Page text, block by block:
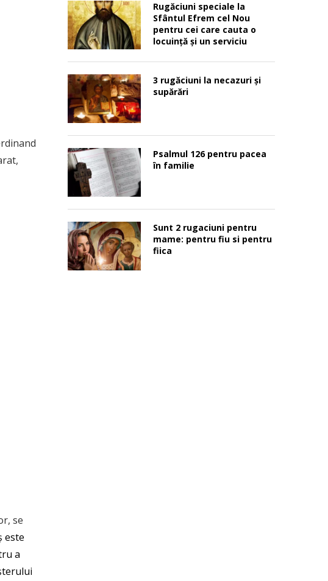
se
este
a
Rugăciuni speciale la
Sfântul Efrem cel Nou
pentru cei care cauta o
locuinţă şi un serviciu
3 rugăciuni la necazuri și
supărări
Psalmul 126 pentru pacea
în familie
Sunt 2 rugaciuni pentru
mame: pentru fiu si pentru
fiica